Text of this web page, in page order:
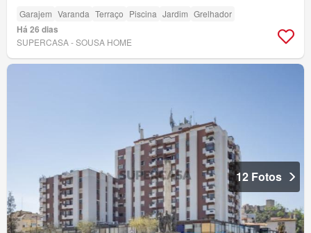
Garajem Varanda Terraço Piscina Jardim Grelhador
Há 26 dias
SUPERCASA - SOUSA HOME
12 Fotos